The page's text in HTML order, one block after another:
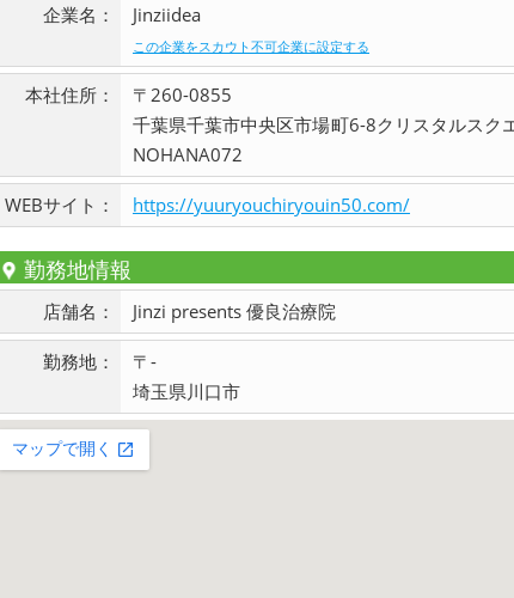
企業名： Jinziidea
この企業をスカウト不可企業に設定する
本社住所：
〒260-0855
千葉県千葉市中央区市場町6-8クリスタルスク
NOHANA072
WEBサイト： https://yuuryouchiryouin50.com/
勤務地情報
店舗名： Jinzi presents 優良治療院
勤務地：
〒-
埼玉県川口市